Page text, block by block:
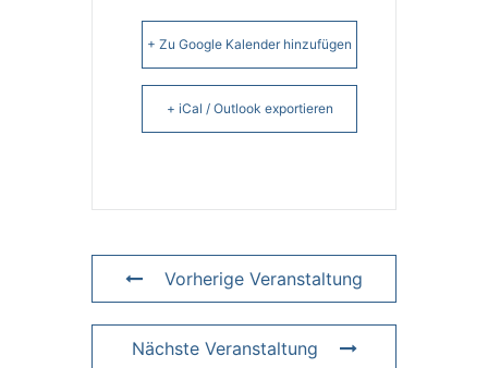
+ Zu Google Kalender hinzufügen
+ iCal / Outlook exportieren
Vorherige Veranstaltung
Nächste Veranstaltung